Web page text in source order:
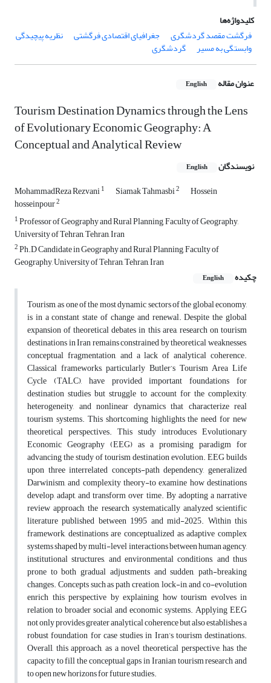
کلیدواژه‌ها
فرگشت مقصد گردشگری
جغرافیای اقتصادی فرگشتی نظریه پیچیدگی
وابستگی به مسیر گردشگری
عنوان مقاله English
Tourism Destination Dynamics through the Lens
of Evolutionary Economic Geography: A
Conceptual and Analytical Review
نویسندگان English
MohammadReza Rezvani1 Siamak Tahmasbi2 Hossein
hosseinpour2
1Professor of Geography and Rural Planning, Faculty of Geography,
University of Tehran, Tehran, Iran
2Ph.D Candidate in Geography and Rural Planning, Faculty of
Geography, University of Tehran, Tehran, Iran
چکیده
English
Tourism, as one of the most dynamic sectors of the global economy,
is in a constant state of change and renewal. Despite the global
expansion of theoretical debates in this area, research on tourism
destinations in Iran remains constrained by theoretical weaknesses,
conceptual fragmentation, and a lack of analytical coherence.
Classical frameworks, particularly Butler’s Tourism Area Life
Cycle (TALC), have provided important foundations for
destination studies but struggle to account for the complexity,
heterogeneity, and nonlinear dynamics that characterize real
tourism systems. This shortcoming highlights the need for new
theoretical perspectives. This study introduces Evolutionary
Economic Geography (EEG) as a promising paradigm for
advancing the study of tourism destination evolution. EEG builds
upon three interrelated concepts-path dependency, generalized
Darwinism, and complexity theory-to examine how destinations
develop, adapt, and transform over time. By adopting a narrative
review approach, the research systematically analyzed scientific
literature published between 1995 and mid-2025. Within this
framework, destinations are conceptualized as adaptive complex
systems shaped by multi-level interactions between human agency,
institutional structures, and environmental conditions, and thus
prone to both gradual adjustments and sudden, path-breaking
changes. Concepts such as path creation, lock-in, and co-evolution
enrich this perspective by explaining how tourism evolves in
relation to broader social and economic systems. Applying EEG
not only provides greater analytical coherence but also establishes a
robust foundation for case studies in Iran’s tourism destinations.
Overall, this approach, as a novel theoretical perspective, has the
capacity to fill the conceptual gaps in Iranian tourism research and
to open new horizons for future studies.